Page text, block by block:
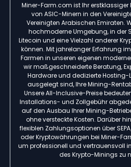
Miner-Farm.com ist Ihr erstklassiger
von ASIC-Minern in den
Vereinigten Arabischen Emiraten.
hochmoderne Umgebung, in der
Litecoin und eine Vielzahl anderer
können. Mit jahrelanger Erfahrung
Farmen in unseren eigenen
wir maßgeschneiderte Beratung,
Hardware und dedizierte
ausgelegt sind, Ihre Mining-
Unsere All-Inclusive-Preise
Installations- und Zollgebühr
auf den Ausbau Ihrer Mining-
ohne versteckte Kosten. Darüber
flexiblen Zahlungsoptionen über
oder Kryptowährungen bei Miner-
um professionell und vertrauensvoll
des Krypto-Minings zu